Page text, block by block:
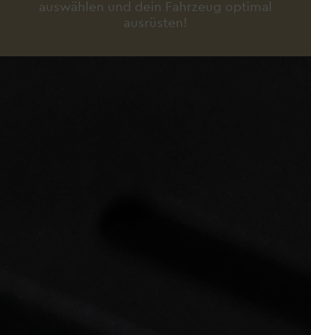
auswählen und dein Fahrzeug optimal
ausrüsten!